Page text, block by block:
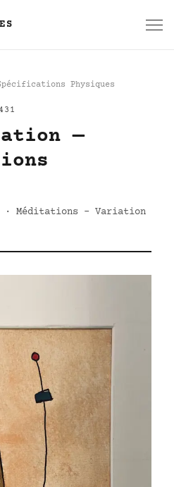
Physiques
—
· Méditations - Variation